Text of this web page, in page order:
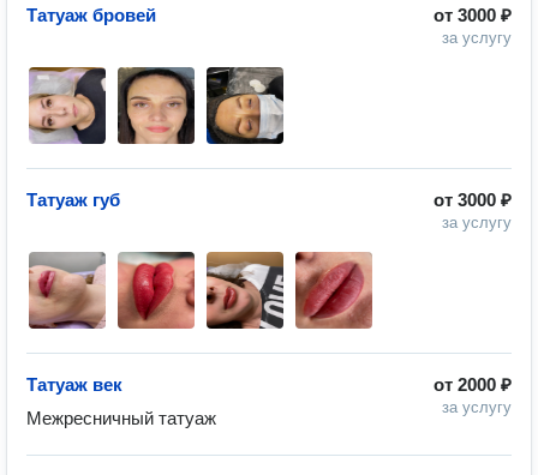
от 3000 ₽
за услугу
Татуаж бровей
от 3000 ₽
за услугу
Татуаж губ
от 2000 ₽
за услугу
Татуаж век
Межресничный татуаж